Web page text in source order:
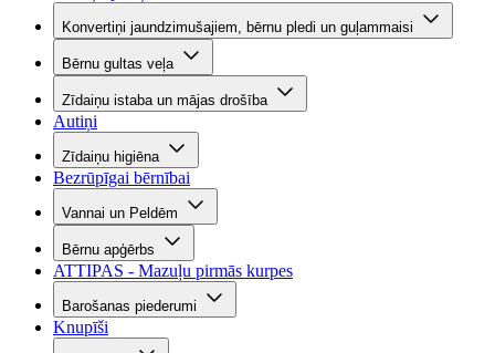
Konvertiņi jaundzimušajiem, bērnu pledi un guļammaisi
Bērnu gultas veļa
Zīdaiņu istaba un mājas drošība
Autiņi
Zīdaiņu higiēna
Bezrūpīgai bērnībai
Vannai un Peldēm
Bērnu apģērbs
ATTIPAS - Mazuļu pirmās kurpes
Barošanas piederumi
Knupīši